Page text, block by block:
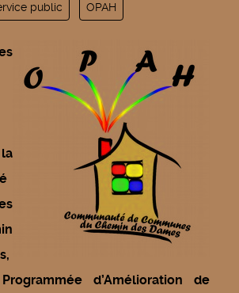
public OPAH
d’Amélioration de